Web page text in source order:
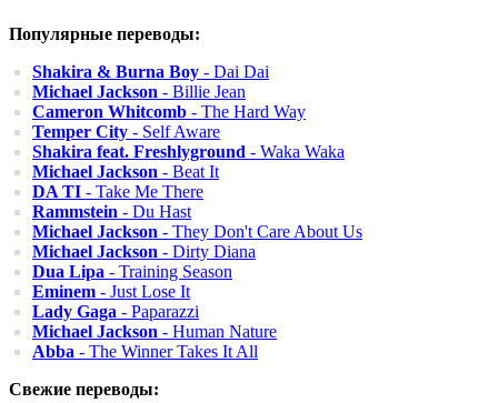
Популярные переводы:
Shakira & Burna Boy - Dai Dai
Michael Jackson - Billie Jean
Cameron Whitcomb - The Hard Way
Temper City - Self Aware
Shakira feat. Freshlyground - Waka Waka
Michael Jackson - Beat It
DA TI - Take Me There
Rammstein - Du Hast
Michael Jackson - They Don't Care About Us
Michael Jackson - Dirty Diana
Dua Lipa - Training Season
Eminem - Just Lose It
Lady Gaga - Paparazzi
Michael Jackson - Human Nature
Abba - The Winner Takes It All
Свежие переводы: